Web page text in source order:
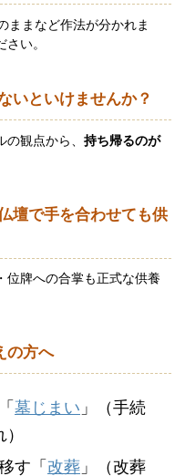
ままなど作法が分かれま
い。
いといけませんか？
観点から、 持ち帰るのが
壇で手を合わせても供
位牌への合掌も正式な供養
の方へ
墓じまい 」（手続
す「 改葬 」（改葬